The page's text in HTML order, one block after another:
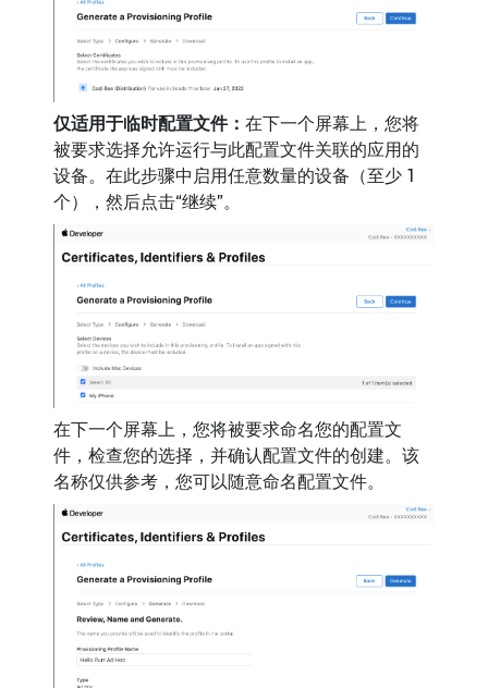
仅适用于临时配置文件： 在下一个屏幕上，您将
被要求选择允许运行与此配置文件关联的应用的
设备。在此步骤中启用任意数量的设备（至少 1
个），然后点击“继续”。
在下一个屏幕上，您将被要求命名您的配置文
件，检查您的选择，并确认配置文件的创建。该
名称仅供参考，您可以随意命名配置文件。